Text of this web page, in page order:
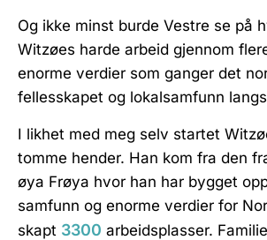
Og ikke minst burde Vestre se på
Witzøes harde arbeid gjennom
enorme verdier som ganger det
fellesskapet og lokalsamfunn
I likhet med meg selv startet
tomme hender. Han kom fra den
øya Frøya hvor han har bygget
samfunn og enorme verdier for
skapt 3300 arbeidsplasser.